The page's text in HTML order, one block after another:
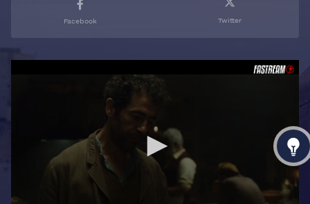
Facebook Twitter